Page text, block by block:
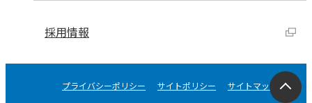
採用情報
プライバシーポリシー サイトポリシー サイトマップ